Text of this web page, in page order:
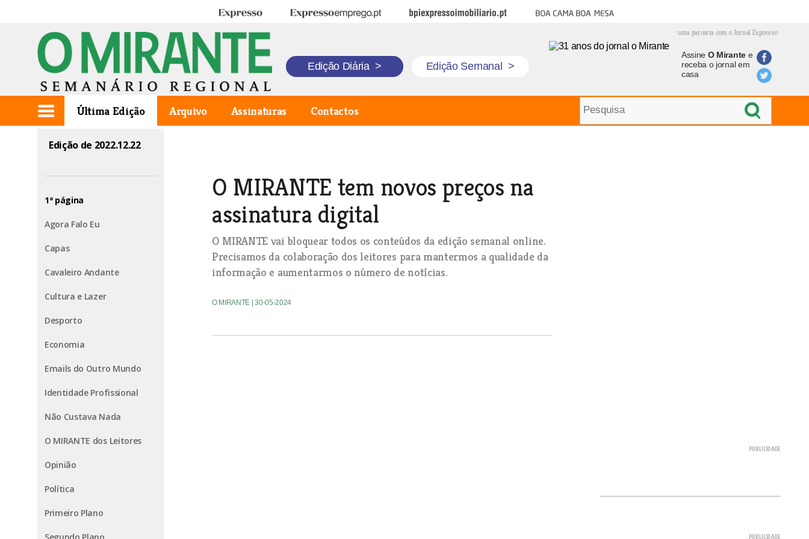
Expresso Expresso Emprego BPI Expresso Imobiliário Boa cama boa mesa
uma parceria com o Jornal Expresso
Edição Diária > Edição Semanal >
Assine O Mirantee
receba o jornal em
casa
Última Edição Arquivo Assinaturas Contactos
Edição de 2022.12.22
1ª página
Agora Falo Eu
Capas
Cavaleiro Andante
Cultura e Lazer
Desporto
Economia
Emails do Outro Mundo
Identidade Profissional
Não Custava Nada
O MIRANTE dos Leitores
Opinião
Política
Primeiro Plano
O MIRANTE tem novos preços na
assinatura digital
O MIRANTE vai bloquear todos os conteúdos da edição semanal online.
Precisamos da colaboração dos leitores para mantermos a qualidade da
informação e aumentarmos o número de notícias.
O MIRANTE | 30-05-2024